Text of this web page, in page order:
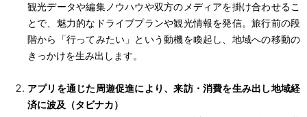
観光データや編集ノウハウや双方のメディアを掛け合わせるこ
とで、魅力的なドライブプランや観光情報を発信。旅行前の段
階から「行ってみたい」という動機を喚起し、地域への移動の
きっかけを生み出します。
アプリを通じた周遊促進により、来訪・消費を生み出し地域経
済に波及（タビナカ）